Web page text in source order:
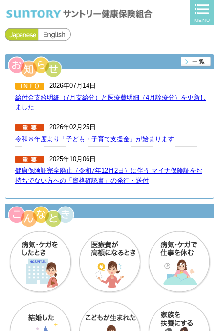
MENU
2026年07月14日
給付金支給明細（7月支給分）と医療費明細（4月診療分）を更新し
ました
2026年02月25日
令和８年度より「子ども・子育て支援金」が始まります
2025年10月06日
健康保険証完全廃止（令和7年12月2日）に伴う マイナ保険証をお
持ちでない方への「資格確認書」の発行・送付
2025年10月01日
19歳以上23歳未満の方（被保険者の配偶者は除く）の被扶養者認定
基準額が変更になります。（令和7年10月1日から適用）
2025年09月05日
スポーツクラブ ルネサンス 入会キャンペーンを開始します！